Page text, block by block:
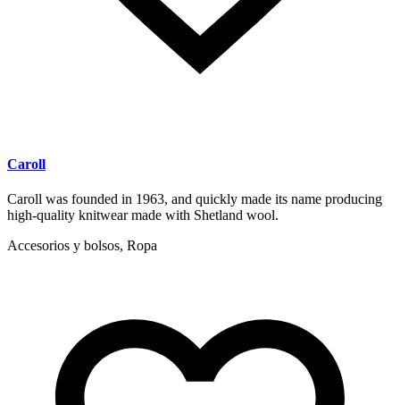
Caroll
Caroll was founded in 1963, and quickly made its name producing
high-quality knitwear made with Shetland wool.
Accesorios y bolsos, Ropa